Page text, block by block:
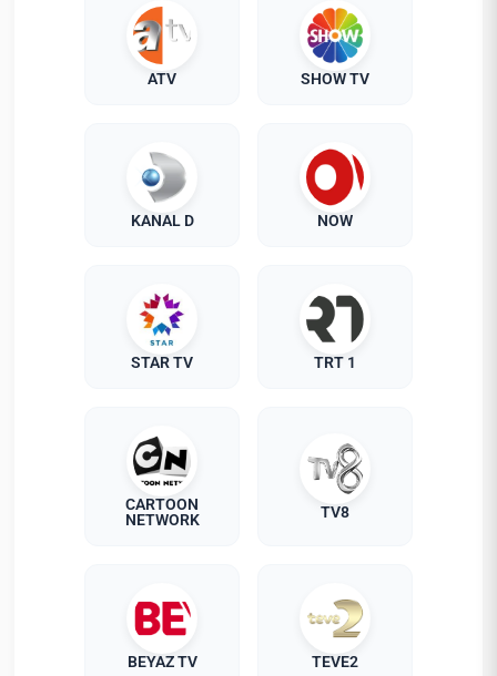
ATV SHOW TV
KANAL D NOW
STAR TV TRT 1
CARTOON
NETWORK
TV8
BEYAZ TV TEVE2